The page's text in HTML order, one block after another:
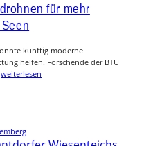
für mehr
künftig moderne
helfen. Forschende der BTU
weiterlesen